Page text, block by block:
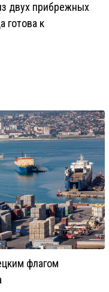
двух прибрежных
готова к
флагом